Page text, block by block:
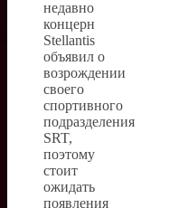
недавно
концерн
Stellantis
объявил о
возрождении
своего
спортивного
подразделения
SRT,
поэтому
стоит
ожидать
появления